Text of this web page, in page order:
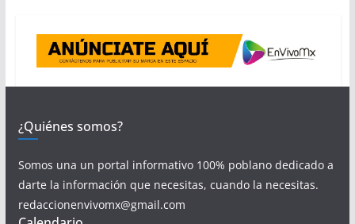
¿Quiénes somos?
Somos una un portal informativo 100% poblano dedicado a
darte la información que necesitas, cuando la necesitas.
redaccionenvivomx@gmail.com